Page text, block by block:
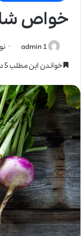
خواص
admin 1
خواندن این مطلب 5 دقیقه زمان میبرد